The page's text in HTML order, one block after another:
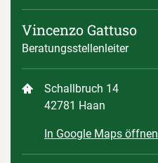
Vincenzo Gattuso
Beratungsstellenleiter
Schallbruch 14
42781 Haan
In Google Maps öffnen